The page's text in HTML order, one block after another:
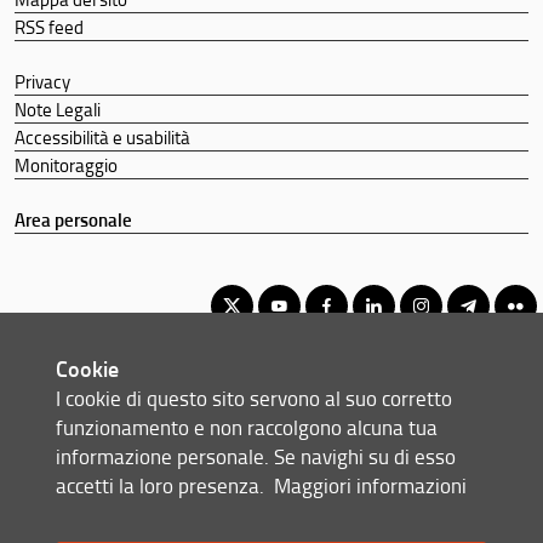
RSS feed
Privacy
Note Legali
Accessibilità e usabilità
Monitoraggio
Area personale
Corso di Laurea Magistrale a Ciclo Unico in Giurisprudenza
© Copyright 2012-2026 Università degli Studi di Firenze UNIFI
P.IVA/Cod.Fis 01279680480
Via delle Pandette, 32 - 50127 Firenze (FI)
Cookie
I cookie di questo sito servono al suo corretto
funzionamento e non raccolgono alcuna tua
informazione personale. Se navighi su di esso
accetti la loro presenza. Maggiori informazioni